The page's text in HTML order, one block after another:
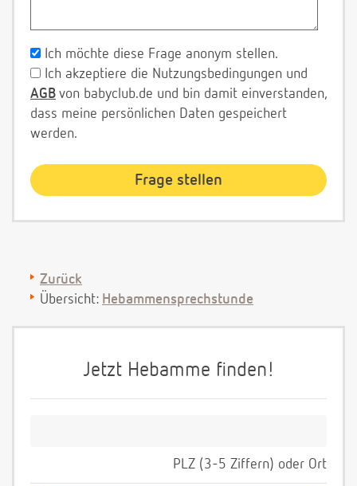
Ich möchte diese Frage anonym stellen.
Ich akzeptiere die Nutzungsbedingungen und
AGB von babyclub.de und bin damit einverstanden,
dass meine persönlichen Daten gespeichert
werden.
Zurück
Übersicht: Hebammensprechstunde
Jetzt Hebamme finden!
PLZ (3-5 Ziffern) oder Ort